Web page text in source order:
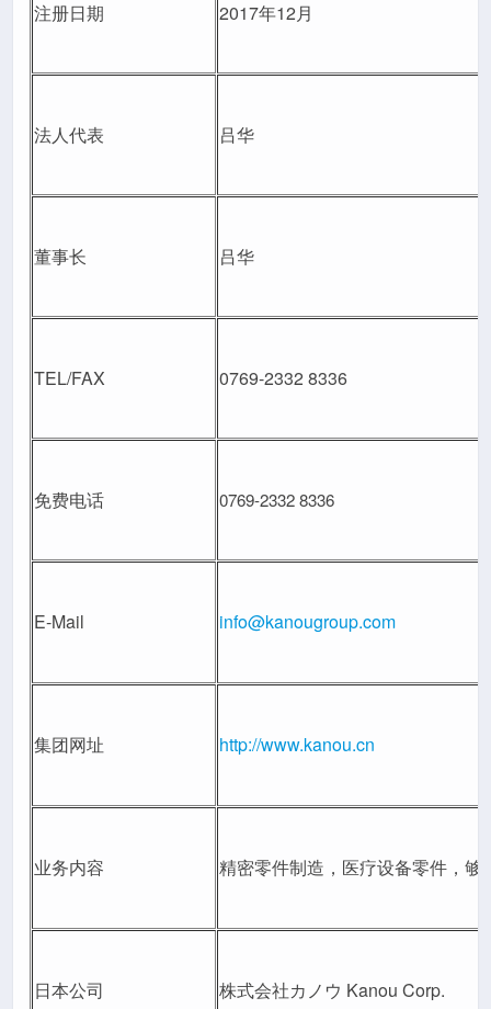
注册日期 2017年12月
法人代表 吕华
董事长 吕华
TEL/FAX 0769-2332 8336
免费电话 0769-2332 8336
E-Mail info@kanougroup.com
集团网址 http://www.kanou.cn
业务内容 精密零件制造，医疗设备零件，够
日本公司 株式会社カノウ Kanou Corp.